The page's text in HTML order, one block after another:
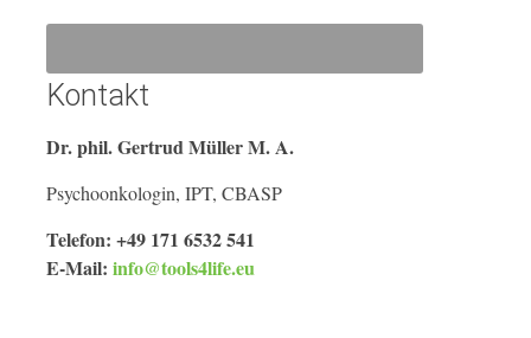
Kontakt
Dr. phil. Gertrud Müller M. A.
Psychoonkologin, IPT, CBASP
Telefon: +49 171 6532 541
E-Mail: info@tools4life.eu